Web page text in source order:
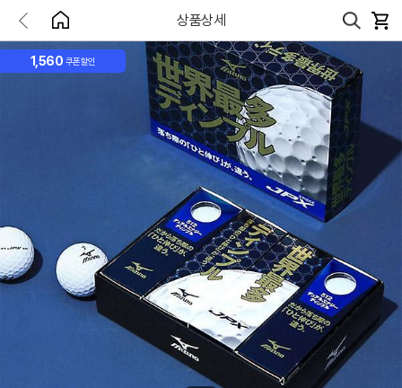
상품상세
1,560 쿠폰할인